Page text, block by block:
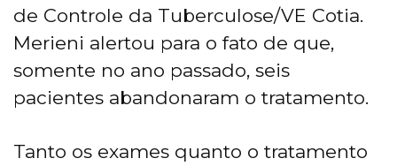
de Controle da Tuberculose/VE Cotia.
Merieni alertou para o fato de que,
somente no ano passado, seis
pacientes abandonaram o tratamento.
Tanto os exames quanto o tratamento